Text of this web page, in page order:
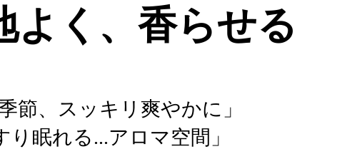
よく、香らせる
節、スッキリ爽やかに」
り眠れる...アロマ空間」